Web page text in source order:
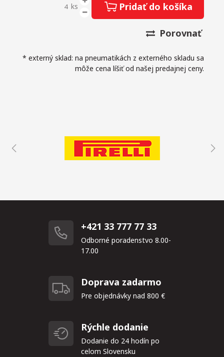
ks Pridať do košíka
Porovnať
* externý sklad: na pneumatikách z externého skladu sa
môže cena líšiť od našej predajnej ceny.
+421 33 777 77 33
Odborné poradenstvo 8.00-
17.00
Doprava zadarmo
Pre objednávky nad 800 €
Rýchle dodanie
Dodanie do 24 hodín po
celom Slovensku